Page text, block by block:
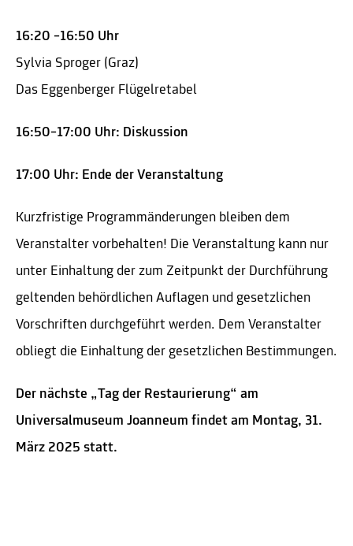
16:20 –16:50 Uhr
Sylvia Sproger (Graz)
Das Eggenberger Flügelretabel
16:50–17:00 Uhr: Diskussion
17:00 Uhr: Ende der Veranstaltung
Kurzfristige Programmänderungen bleiben dem
Veranstalter vorbehalten! Die Veranstaltung kann nur
unter Einhaltung der zum Zeitpunkt der Durchführung
geltenden behördlichen Auflagen und gesetzlichen
Vorschriften durchgeführt werden. Dem Veranstalter
obliegt die Einhaltung der gesetzlichen Bestimmungen.
Der nächste „Tag der Restaurierung“ am
Universalmuseum Joanneum findet am Montag, 31.
März 2025 statt.